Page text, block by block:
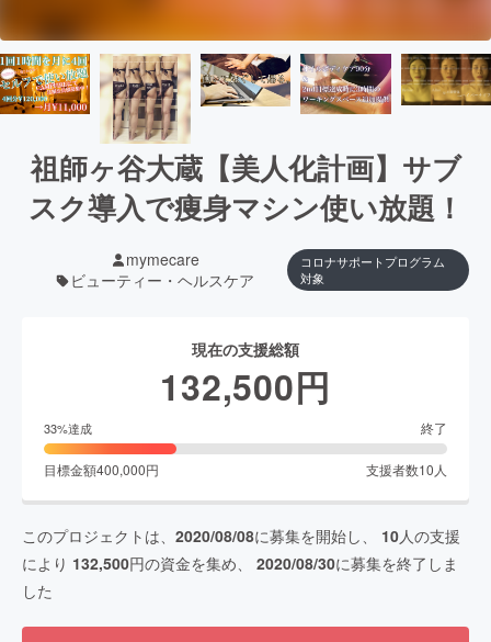
祖師ヶ谷大蔵【美人化計画】サブ
スク導入で痩身マシン使い放題！
mymecare
ビューティー・ヘルスケア
コロナサポートプログラム
対象
現在の支援総額
132,500円
33%達成 終了
目標金額400,000円 支援者数10 人
このプロジェクトは、 2020/08/08に募集を開始し、 10人の支援
により 132,500円の資金を集め、 2020/08/30に募集を終了しま
した